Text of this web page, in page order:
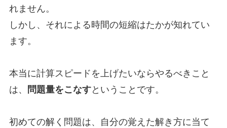
れません。
しかし、それによる時間の短縮はたかが知れてい
ます。
本当に計算スピードを上げたいならやるべきこと
は、
問題量をこなすということです。
初めての解く問題は、自分の覚えた解き方に当て